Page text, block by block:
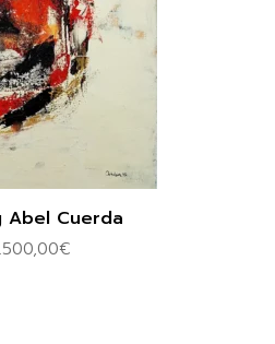
Abel Cuerda
€